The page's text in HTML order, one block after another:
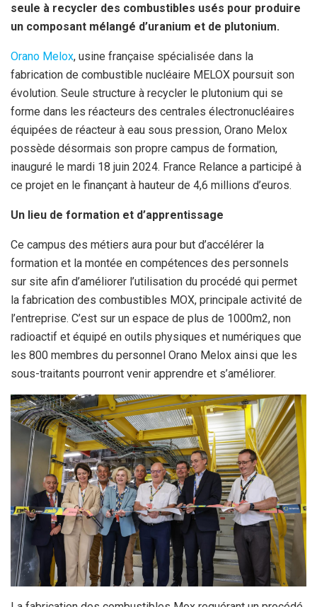
seule à recycler des combustibles usés pour produire
un composant mélangé d’uranium et de plutonium.
Orano Melox, usine française spécialisée dans la
fabrication de combustible nucléaire MELOX poursuit son
évolution. Seule structure à recycler le plutonium qui se
forme dans les réacteurs des centrales électronucléaires
équipées de réacteur à eau sous pression, Orano Melox
possède désormais son propre campus de formation,
inauguré le mardi 18 juin 2024. France Relance a participé à
ce projet en le finançant à hauteur de 4,6 millions d’euros.
Un lieu de formation et d’apprentissage
Ce campus des métiers aura pour but d’accélérer la
formation et la montée en compétences des personnels
sur site afin d’améliorer l’utilisation du procédé qui permet
la fabrication des combustibles MOX, principale activité de
l’entreprise. C’est sur un espace de plus de 1000m2, non
radioactif et équipé en outils physiques et numériques que
les 800 membres du personnel Orano Melox ainsi que les
sous-traitants pourront venir apprendre et s’améliorer.